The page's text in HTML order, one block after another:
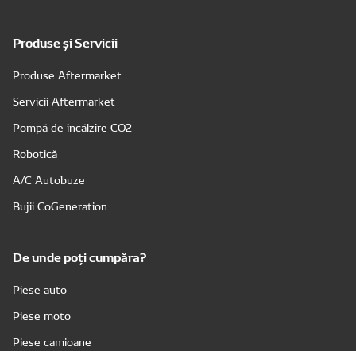
Produse și Servicii
Produse Aftermarket
Servicii Aftermarket
Pompă de încălzire CO2
Robotică
A/C Autobuze
Bujii CoGeneration
De unde poți cumpăra?
Piese auto
Piese moto
Piese camioane